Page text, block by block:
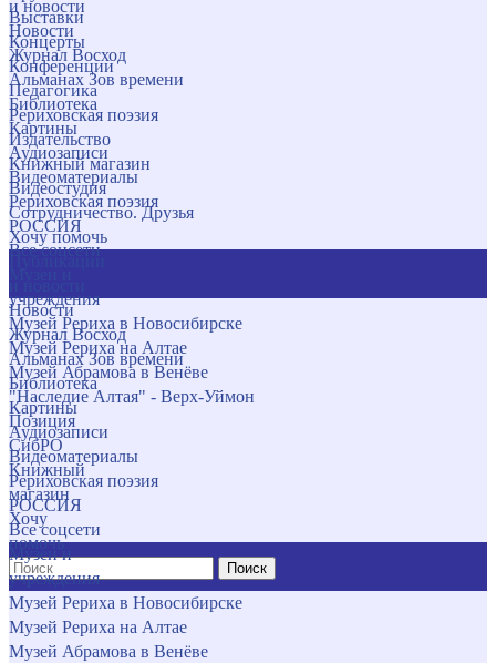
и новости
Новости
Журнал Восход
Альманах Зов времени
Библиотека
Картины
Аудиозаписи
Видеоматериалы
Рериховская поэзия
РОССИЯ
Все соцсети
учреждения
Музей Рериха в Новосибирске
Музей Рериха на Алтае
Музей Абрамова в Венёве
"Наследие Алтая" - Верх-Уймон
Позиция
СибРО
Книжный
магазин
Хочу
помочь
Поиск
Выставки
Концерты
Конференции
Педагогика
Рериховская поэзия
Издательство
Книжный магазин
Видеостудия
Сотрудничество. Друзья
Хочу помочь
Новости
Журнал Восход
Альманах Зов времени
Библиотека
Картины
Аудиозаписи
Видеоматериалы
Рериховская поэзия
РОССИЯ
Все соцсети
Музеи и
учреждения
Музей Рериха в Новосибирске
Музей Рериха на Алтае
Музей Абрамова в Венёве